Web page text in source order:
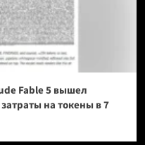
Fable 5 вышел
на токены в 7